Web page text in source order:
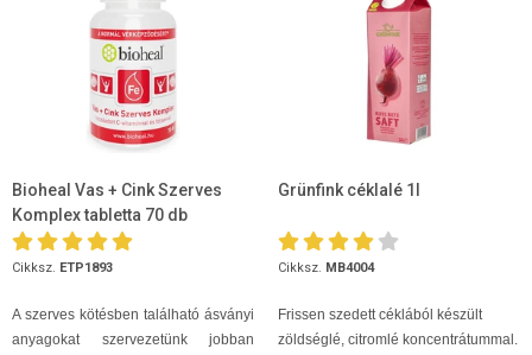
Bioheal Vas + Cink Szerves
Komplex tabletta 70 db
Cikksz. ETP1893
A szerves kötésben található ásványi
anyagokat szervezetünk jobban
Grünfink céklalé 1l
Cikksz. MB4004
Frissen szedett céklából készült
zöldséglé, citromlé koncentrátummal.